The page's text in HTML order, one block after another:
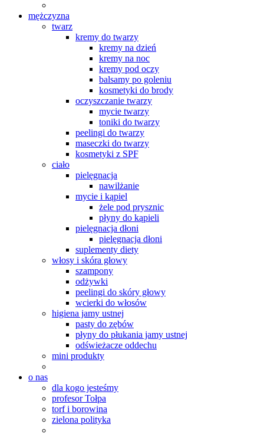
mężczyzna
twarz
kremy do twarzy
kremy na dzień
kremy na noc
kremy pod oczy
balsamy po goleniu
kosmetyki do brody
oczyszczanie twarzy
mycie twarzy
toniki do twarzy
peelingi do twarzy
maseczki do twarzy
kosmetyki z SPF
ciało
pielęgnacja
nawilżanie
mycie i kąpiel
żele pod prysznic
płyny do kąpieli
pielęgnacja dłoni
pielęgnacja dłoni
suplementy diety
włosy i skóra głowy
szampony
odżywki
peelingi do skóry głowy
wcierki do włosów
higiena jamy ustnej
pasty do zębów
płyny do płukania jamy ustnej
odświeżacze oddechu
mini produkty
o nas
dla kogo jesteśmy
profesor Tołpa
torf i borowina
zielona polityka